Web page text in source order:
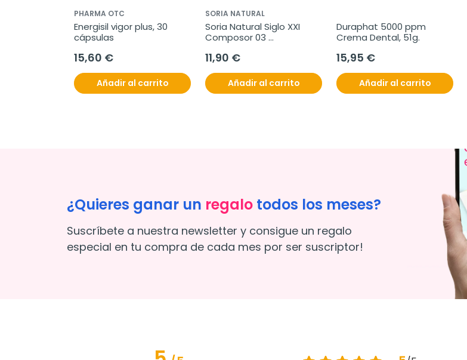
PHARMA OTC
Energisil vigor plus, 30
cápsulas
15,60 €
Añadir al carrito
SORIA NATURAL
Soria Natural Siglo XXI
Composor 03
ml
11,90 €
Añadir al carrito
Duraphat 5000 ppm
Crema Dental, 51g.
15,95 €
Añadir al carrito
¿Quieres ganar un regalo todos los meses?
Suscríbete a nuestra newsletter y consigue un regalo
especial en tu compra de cada mes por ser suscriptor!